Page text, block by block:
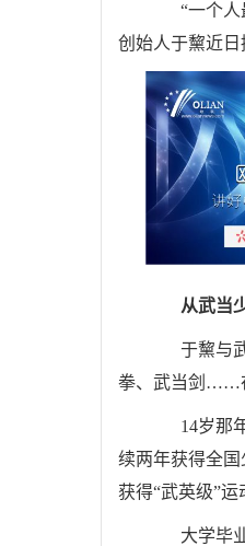
“一个人最
创始人于黧近日
从武当
于黧与武
拳、武当剑……
14岁那年
续两年获得全国
获得“武英级”运
大学毕业